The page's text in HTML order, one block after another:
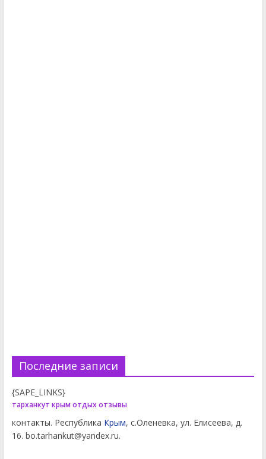
Последние записи
{SAPE_LINKS}
тарханкут крым отдых отзывы
контакты. Республика Крым, с.Оленевка, ул. Елисеева, д.
16. bo.tarhankut@yandex.ru.